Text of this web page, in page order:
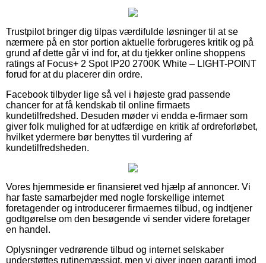
Trustpilot bringer dig tilpas værdifulde løsninger til at se
nærmere på en stor portion aktuelle forbrugeres kritik og på
grund af dette går vi ind for, at du tjekker online shoppens
ratings af Focus+ 2 Spot IP20 2700K White – LIGHT-POINT
forud for at du placerer din ordre.
Facebook tilbyder lige så vel i højeste grad passende
chancer for at få kendskab til online firmaets
kundetilfredshed. Desuden møder vi endda e-firmaer som
giver folk mulighed for at udfærdige en kritik af ordreforløbet,
hvilket ydermere bør benyttes til vurdering af
kundetilfredsheden.
Vores hjemmeside er finansieret ved hjælp af annoncer. Vi
har faste samarbejder med nogle forskellige internet
foretagender og introducerer firmaernes tilbud, og indtjener
godtgørelse om den besøgende vi sender videre foretager
en handel.
Oplysninger vedrørende tilbud og internet selskaber
understøttes rutinemæssigt, men vi giver ingen garanti imod